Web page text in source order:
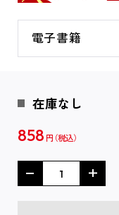
電子書籍
在庫なし
858 円